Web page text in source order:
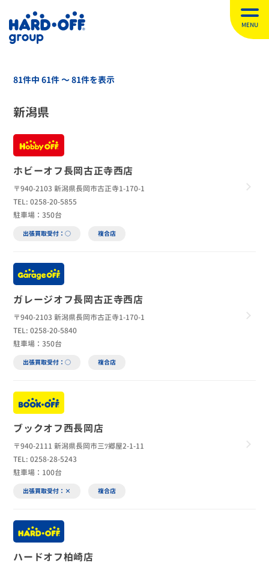
MENU
81件中 61件 〜 81件を表示
新潟県
ホビーオフ長岡古正寺西店
〒940-2103 新潟県長岡市古正寺1-170-1
TEL: 0258-20-5855
駐車場：350台
出張買取受付：○ 複合店
ガレージオフ長岡古正寺西店
〒940-2103 新潟県長岡市古正寺1-170-1
TEL: 0258-20-5840
駐車場：350台
出張買取受付：○ 複合店
ブックオフ西長岡店
〒940-2111 新潟県長岡市三ﾂ郷屋2-1-11
TEL: 0258-28-5243
駐車場：100台
出張買取受付：× 複合店
ハードオフ柏崎店